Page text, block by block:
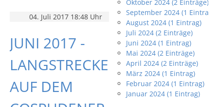
04. Juli 2017 18:48 Uhr
JUNI 2017 -
LANGSTRECKE
AUF DEM
Oktober 2024 (2 Einträge)
September 2024 (1 Eintrag)
August 2024 (1 Eintrag)
Juli 2024 (2 Einträge)
Juni 2024 (1 Eintrag)
Mai 2024 (2 Einträge)
April 2024 (2 Einträge)
März 2024 (1 Eintrag)
Februar 2024 (1 Eintrag)
Januar 2024 (1 Eintrag)